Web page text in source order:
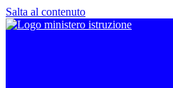
Salta al contenuto